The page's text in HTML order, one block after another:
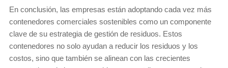
En conclusión, las empresas están adoptando cada vez más
contenedores comerciales sostenibles como un componente
clave de su estrategia de gestión de residuos. Estos
contenedores no solo ayudan a reducir los residuos y los
costos, sino que también se alinean con las crecientes